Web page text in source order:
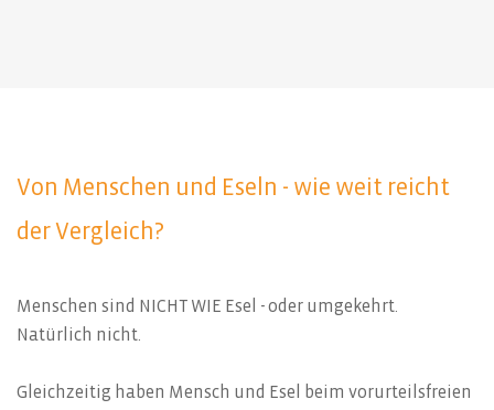
Von Menschen und Eseln - wie weit reicht
der Vergleich?
Menschen sind NICHT WIE Esel - oder umgekehrt.
Natürlich nicht.
Gleichzeitig haben Mensch und Esel beim vorurteilsfreien